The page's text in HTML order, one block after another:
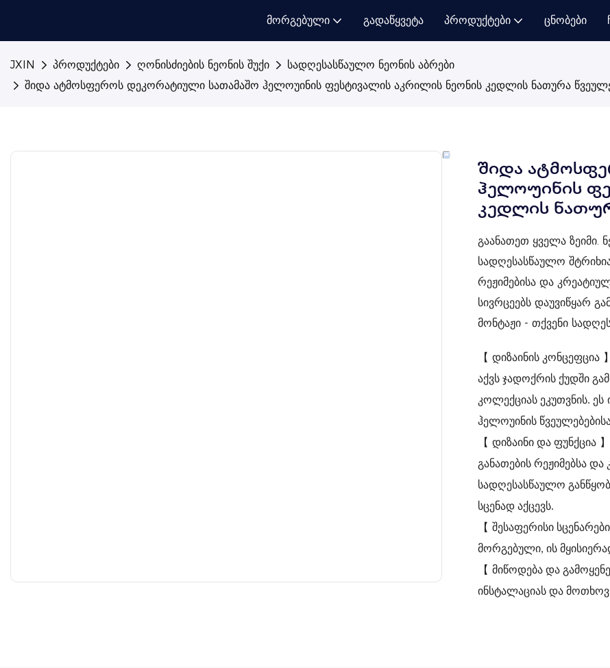
Მორგებული Გადაწყვეტა Პროდუქტები Ცნობები
JXIN პროდუქტები ღონისძიების ნეონის შუქი
სადღესასწაულო ნეონის აბრები
შიდა ატმოსფეროს დეკორატიული სათამაშო ჰელოუინის ფესტივალის აკრილის ნეონის კედლის ნათურა
შიდა
ჰელოუინის
კედლის
გაანათეთ ყველა ზეიმი.
სადღესასწაულო
რეჟიმებისა და
სივრცეებს ​​დაუვიწყარ
მონტაჟი - თქვენი
【 დიზაინის კონცეფცია 】
აქვს ჯადოქრის ქუდში
კოლექციას ეკუთვნის. ეს
ჰელოუინის
【 დიზაინი და ფუნქცია 】
განათების რეჟიმებსა
სადღესასწაულო
სცენად აქცევს.
【 შესაფერისი სცენარები
მორგებული, ის
【 მიწოდება და
ინსტალაციას და